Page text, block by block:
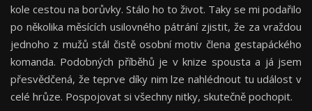
kole cestou na borůvky. Stálo ho to život. Taky se mi podařilo
po několika měsících usilovného pátrání zjistit, že za vraždou
jednoho z mužů stál čistě osobní motiv člena gestapáckého
komanda. Podobných příběhů je v knize spousta a já jsem
přesvědčená, že teprve díky nim lze nahlédnout tu událost v
celé hrůze. Pospojovat si všechny nitky, skutečně pochopit.